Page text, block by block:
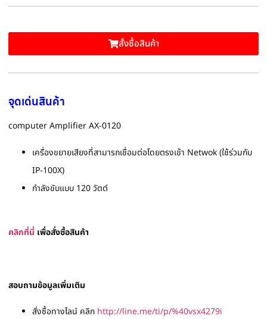
สั้งซื้อสินค้า
จุดเด่นสินค้า
computer Amplifier AX-0120
เครื่องขยายเสียงที่สามารถเชื่อมต่อโดยตรงเข้า Netwok (ใช้ร่วมกับ
IP-100X)
กำลังขับแบบ 120 วัตต์
คลิกที่นี่ เพื่อสั่งซื้อสินค้า
สอบถามข้อมูลเพิ่มเติม
สั่งซื้อทางไลน์ คลิก http://line.me/ti/p/%40vsx4279i